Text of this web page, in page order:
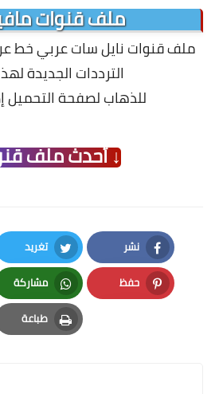
ملف قنوات مافيا
ملف قنوات نايل سات عربي خط
الترددات الجديدة
للذهاب لصفحة التحميل
↓ أحدث ملف
نشر
Facebook
تغريد
Twitter
حفظ
Pinterest
مشاركة
Whatsapp
طباعة
Print